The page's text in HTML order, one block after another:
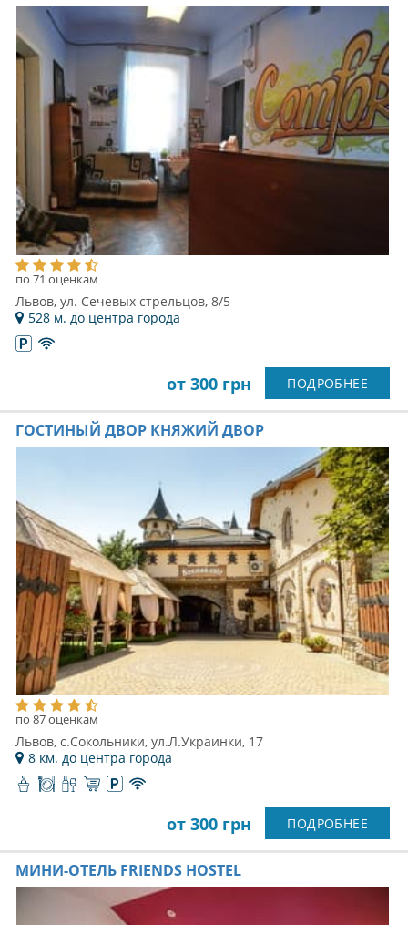
по 71 оценкам
Львов, ул. Сечевых стрельцов, 8/5
528 м. до центра города
от 300 грн ПОДРОБНЕЕ
ГОСТИНЫЙ ДВОР КНЯЖИЙ ДВОР
по 87 оценкам
Львов, с.Сокольники, ул.Л.Украинки, 17
8 км. до центра города
от 300 грн ПОДРОБНЕЕ
МИНИ-ОТЕЛЬ FRIENDS HOSTEL